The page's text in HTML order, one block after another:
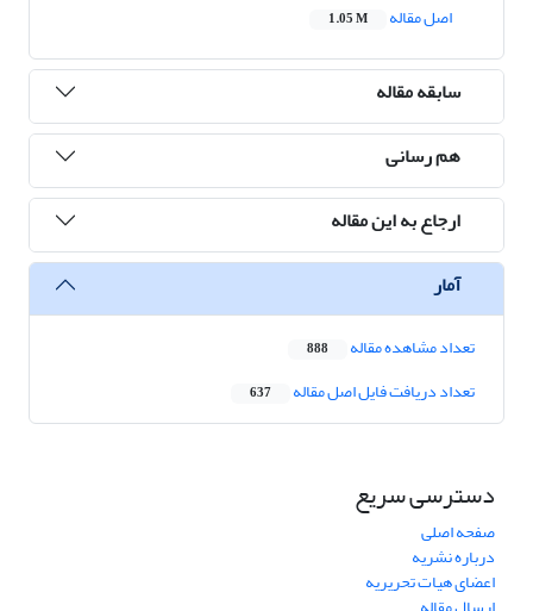
اصل مقاله
1.05 M
سابقه مقاله
هم رسانی
ارجاع به این مقاله
آمار
تعداد مشاهده مقاله 888
تعداد دریافت فایل اصل مقاله 637
دسترسی سریع
صفحه اصلی
درباره نشریه
اعضای هیات تحریریه